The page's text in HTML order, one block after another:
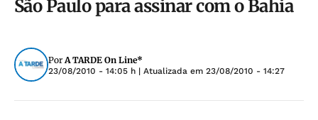
São Paulo para assinar com o Bahia
PorA TARDE On Line*
23/08/2010 - 14:05 h | Atualizada em 23/08/2010 - 14:27